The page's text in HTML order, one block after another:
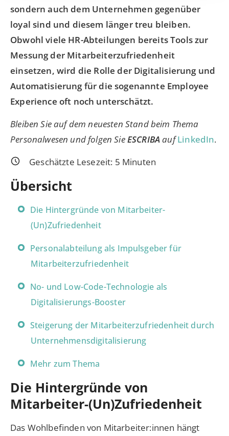
sondern auch dem Unternehmen gegenüber
loyal sind und diesem länger treu bleiben.
Obwohl viele HR-Abteilungen bereits Tools zur
Messung der Mitarbeiterzufriedenheit
einsetzen, wird die Rolle der Digitalisierung und
Automatisierung für die sogenannte Employee
Experience oft noch unterschätzt.
Bleiben Sie auf dem neuesten Stand beim Thema
Personalwesen und folgen SieESCRIBAaufLinkedIn.
Geschätzte Lesezeit: 5 Minuten
Übersicht
Die Hintergründe von Mitarbeiter-
(Un)Zufriedenheit
Personalabteilung als Impulsgeber für
Mitarbeiterzufriedenheit
No- und Low-Code-Technologie als
Digitalisierungs-Booster
Steigerung der Mitarbeiterzufriedenheit durch
Unternehmensdigitalisierung
Mehr zum Thema
Die Hintergründe von
Mitarbeiter-(Un)Zufriedenheit
Das Wohlbefinden von Mitarbeiter:innen hängt